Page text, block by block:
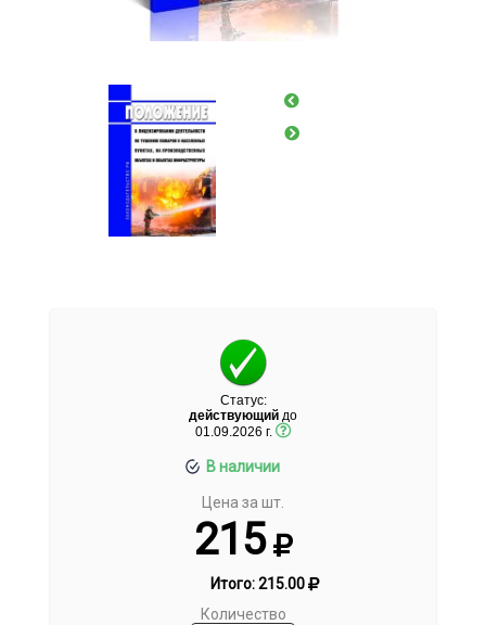
Статус:
действующий до
01.09.2026 г.
В наличии
Цена за шт.
215
Итого:215.00
Количество